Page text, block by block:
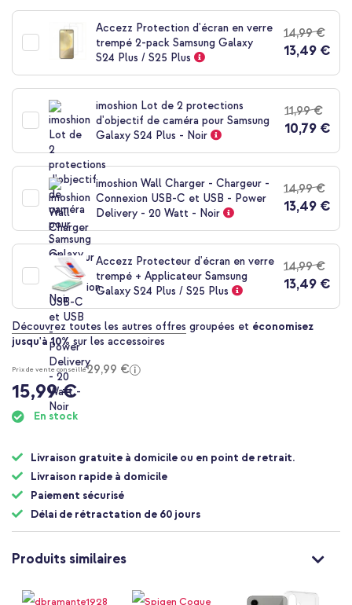
de
Accezz Protection d'écran en verre
trempé 2-pack Samsung Galaxy
S24 Plus / S25 Plus
14,99 €
13,49 €
imoshion Lot de 2 protections
d'objectif de caméra pour Samsung
Galaxy S24 Plus - Noir
11,99 €
10,79 €
imoshion Wall Charger - Chargeur -
Connexion USB-C et USB - Power
Delivery - 20 Watt - Noir
14,99 €
13,49 €
Accezz Protecteur d'écran en verre
trempé + Applicateur Samsung
Galaxy S24 Plus / S25 Plus
14,99 €
13,49 €
Découvrez toutes les autres offres groupées et économisez
jusqu'à 10% sur les accessoires
Prix de vente conseillé29,99 €
15,99 €
En stock
Livraison gratuite à domicile ou en point de retrait.
Livraison rapide à domicile
Paiement sécurisé
Délai de rétractation de 60 jours
Produits similaires